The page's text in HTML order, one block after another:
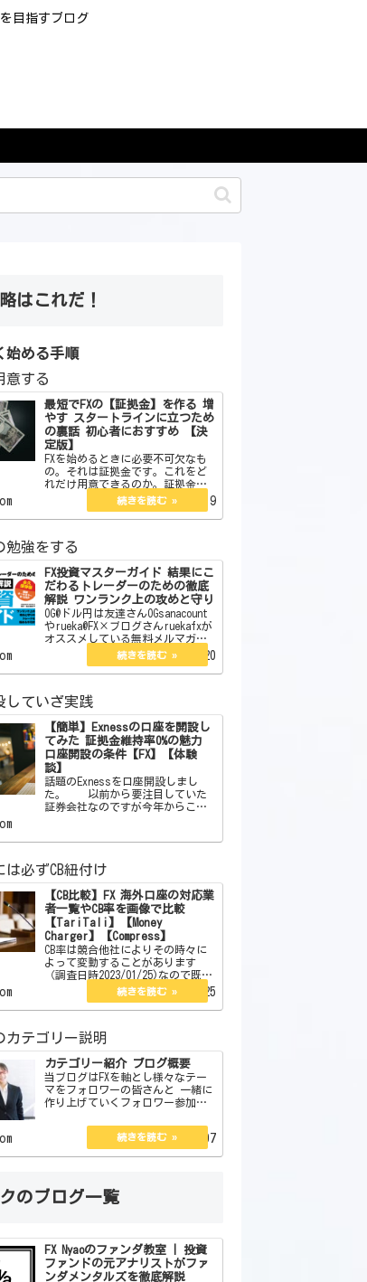
目指すブログ
はこれだ！
始める手順
する
最短でFXの【証拠金】を作る 増
やす スタートラインに立つため
の裏話 初心者におすすめ 【決
定版】
FXを始めるときに必要不可欠なも
の。それは証拠金です。これをど
れだけ用意できるのか。証拠金が
なければスタートラインにすら立
てません。今回はその証拠金の作
り方を教えます。また初心者向き
も言及していきます。 j…
2022.06.19
勉強をする
FX投資マスターガイド 結果にこ
だわるトレーダーのための徹底
解説 ワンランク上の攻めと守り
OG@ドル円は友達さんOGsanacount
やrueka@FX×ブログさんruekafxが
オススメしている無料メルマガが
あります。それがこちらになりま
す。 【無料】現役プロトレー
ダーが総合監修したFX投資E-BOOK
2022.09.20
ていざ実践
【簡単】Exnessの口座を開設し
てみた 証拠金維持率0%の魅力
口座開設の条件【FX】【体験
談】
話題のExnessを口座開設しまし
た。 以前から要注目していた
証券会社なのですが今年からここ
せん。しかしそれを補う魅力が沢
と思います。 【簡単
必ずCB紐付け
【CB比較】FX 海外口座の対応業
者一覧やCB率を画像で比較
【TariTali】【Money
Charger】【Compress】
CB率は競合他社によりその時々に
よって変動することがあります
（調査日時2023/01/25)なので既存
のCB率が少し低い、または高いか
らと言ってずっとそのままという
訳でもありません。今現在は口座
の3つのCB率…
2023.01.25
カテゴリー説明
カテゴリー紹介 ブログ概要
当ブログはFXを軸とし様々なテー
マをフォロワーの皆さんと 一緒に
作り上げていくフォロワー参加型
関するもので 企画、体験談、私
見、紹介、大喜利と 1分で読める
コラム＆エッセイがあります。
2022.08.07
のブログ一覧
FX Nyaoのファンダ教室 | 投資
ファンドの元アナリストがファ
ンダメンタルズを徹底解説